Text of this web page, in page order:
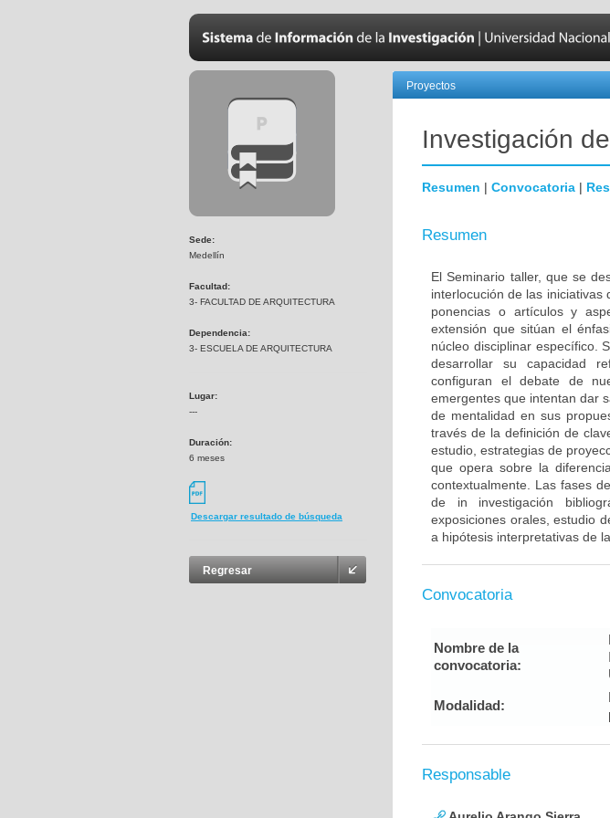
Sede:
Medellín
Facultad:
3- FACULTAD DE ARQUITECTURA
Dependencia:
3- ESCUELA DE ARQUITECTURA
Lugar:
---
Duración:
6 meses
Descargar resultado de búsqueda
Regresar
Proyectos
Investigación
Resumen | Convocatoria |
Resumen
El Seminario taller, que se
interlocución de las iniciativas
ponencias o artículos y
extensión que sitúan el
núcleo disciplinar específico.
desarrollar su capacidad
configuran el debate de
emergentes que intentan dar
de mentalidad en sus
través de la definición de
estudio, estrategias de
que opera sobre la
contextualmente. Las fases
de in investigación
exposiciones orales, estudio
a hipótesis interpretativas de
Convocatoria
Nombre de la
convocatoria:
Modalidad:
Responsable